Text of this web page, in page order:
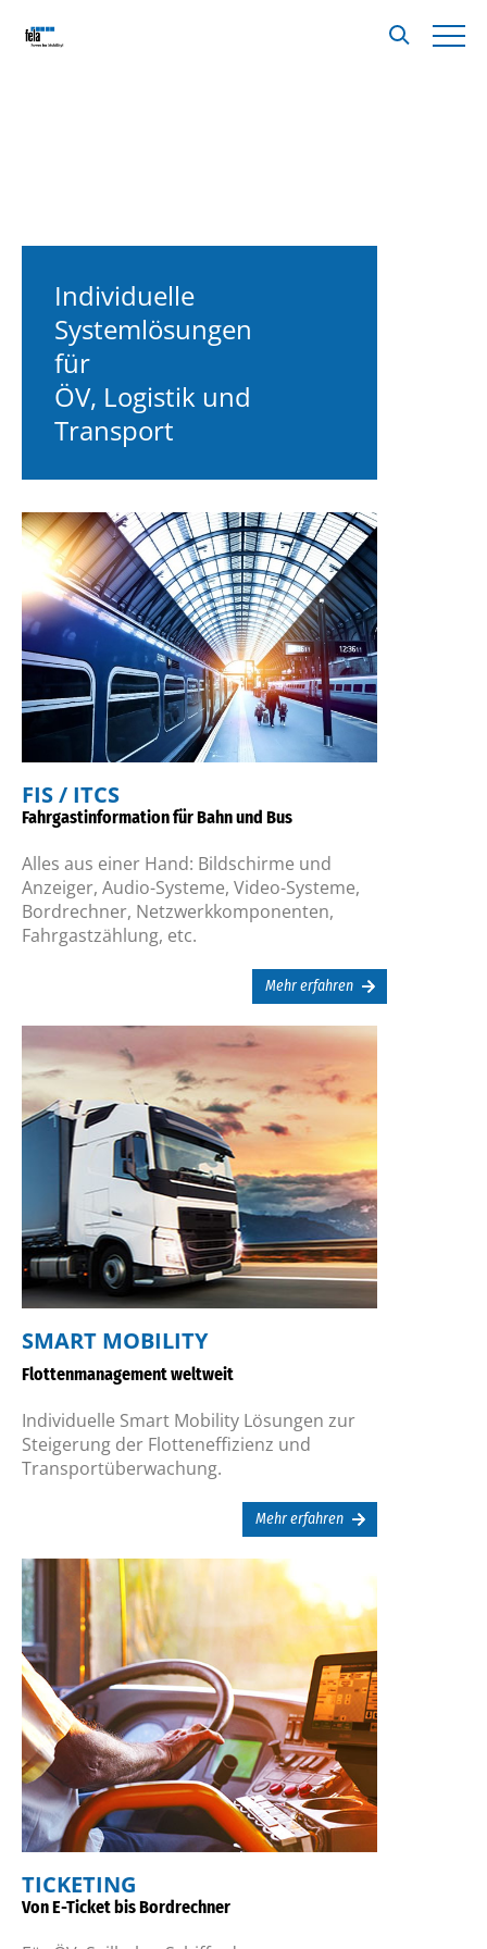
Individuelle
Systemlösungen
für
ÖV, Logistik und
Transport
FIS / ITCS
Fahrgastinformation für Bahn und Bus
Alles aus einer Hand: Bildschirme und
Anzeiger, Audio-Systeme, Video-Systeme,
Bordrechner, Netzwerkkomponenten,
Fahrgastzählung, etc.
Mehr erfahren
SMART MOBILITY
Flottenmanagement weltweit
Individuelle Smart Mobility Lösungen zur
Steigerung der Flotteneffizienz und
Transportüberwachung.
Mehr erfahren
TICKETING
Von E-Ticket bis Bordrechner